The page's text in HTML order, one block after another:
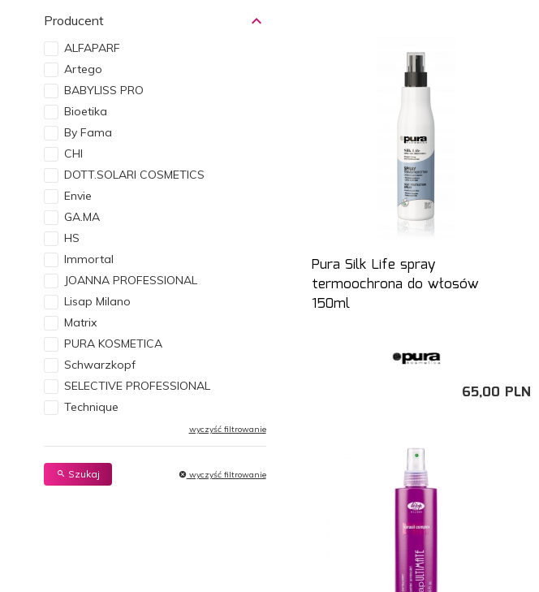
Producent
ALFAPARF
Artego
BABYLISS PRO
Bioetika
By Fama
CHI
DOTT.SOLARI COSMETICS
Envie
GA.MA
HS
Immortal
JOANNA PROFESSIONAL
Lisap Milano
Matrix
PURA KOSMETICA
Schwarzkopf
SELECTIVE PROFESSIONAL
Technique
wyczyść filtrowanie
Szukaj wyczyść filtrowanie
Pura Silk Life spray
termoochrona do włosów
150ml
65,00 PLN